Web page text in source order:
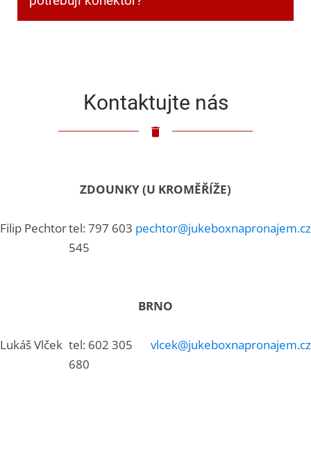
Kontaktujte nás
ZDOUNKY (U KROMĚŘÍŽE)
Filip Pechtortel: 797 603
545
pechtor@jukeboxnapronajem.cz
BRNO
Lukáš Vlček tel: 602 305
680
vlcek@jukeboxnapronajem.cz